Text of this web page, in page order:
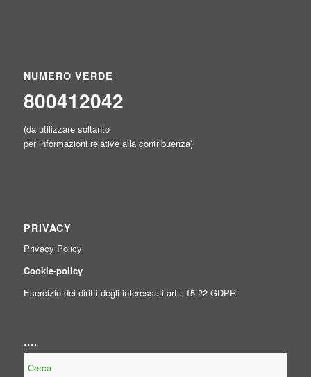
NUMERO VERDE
800412042
(da utilizzare soltanto
per informazioni relative alla contribuenza)
PRIVACY
Privacy Policy
Cookie-policy
Esercizio dei diritti degli interessati artt. 15-22 GDPR
….